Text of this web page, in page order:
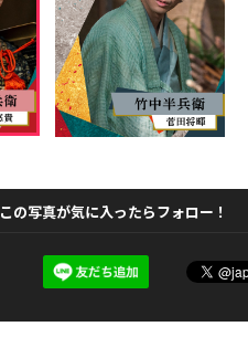
この写真が気に入ったらフォロー！